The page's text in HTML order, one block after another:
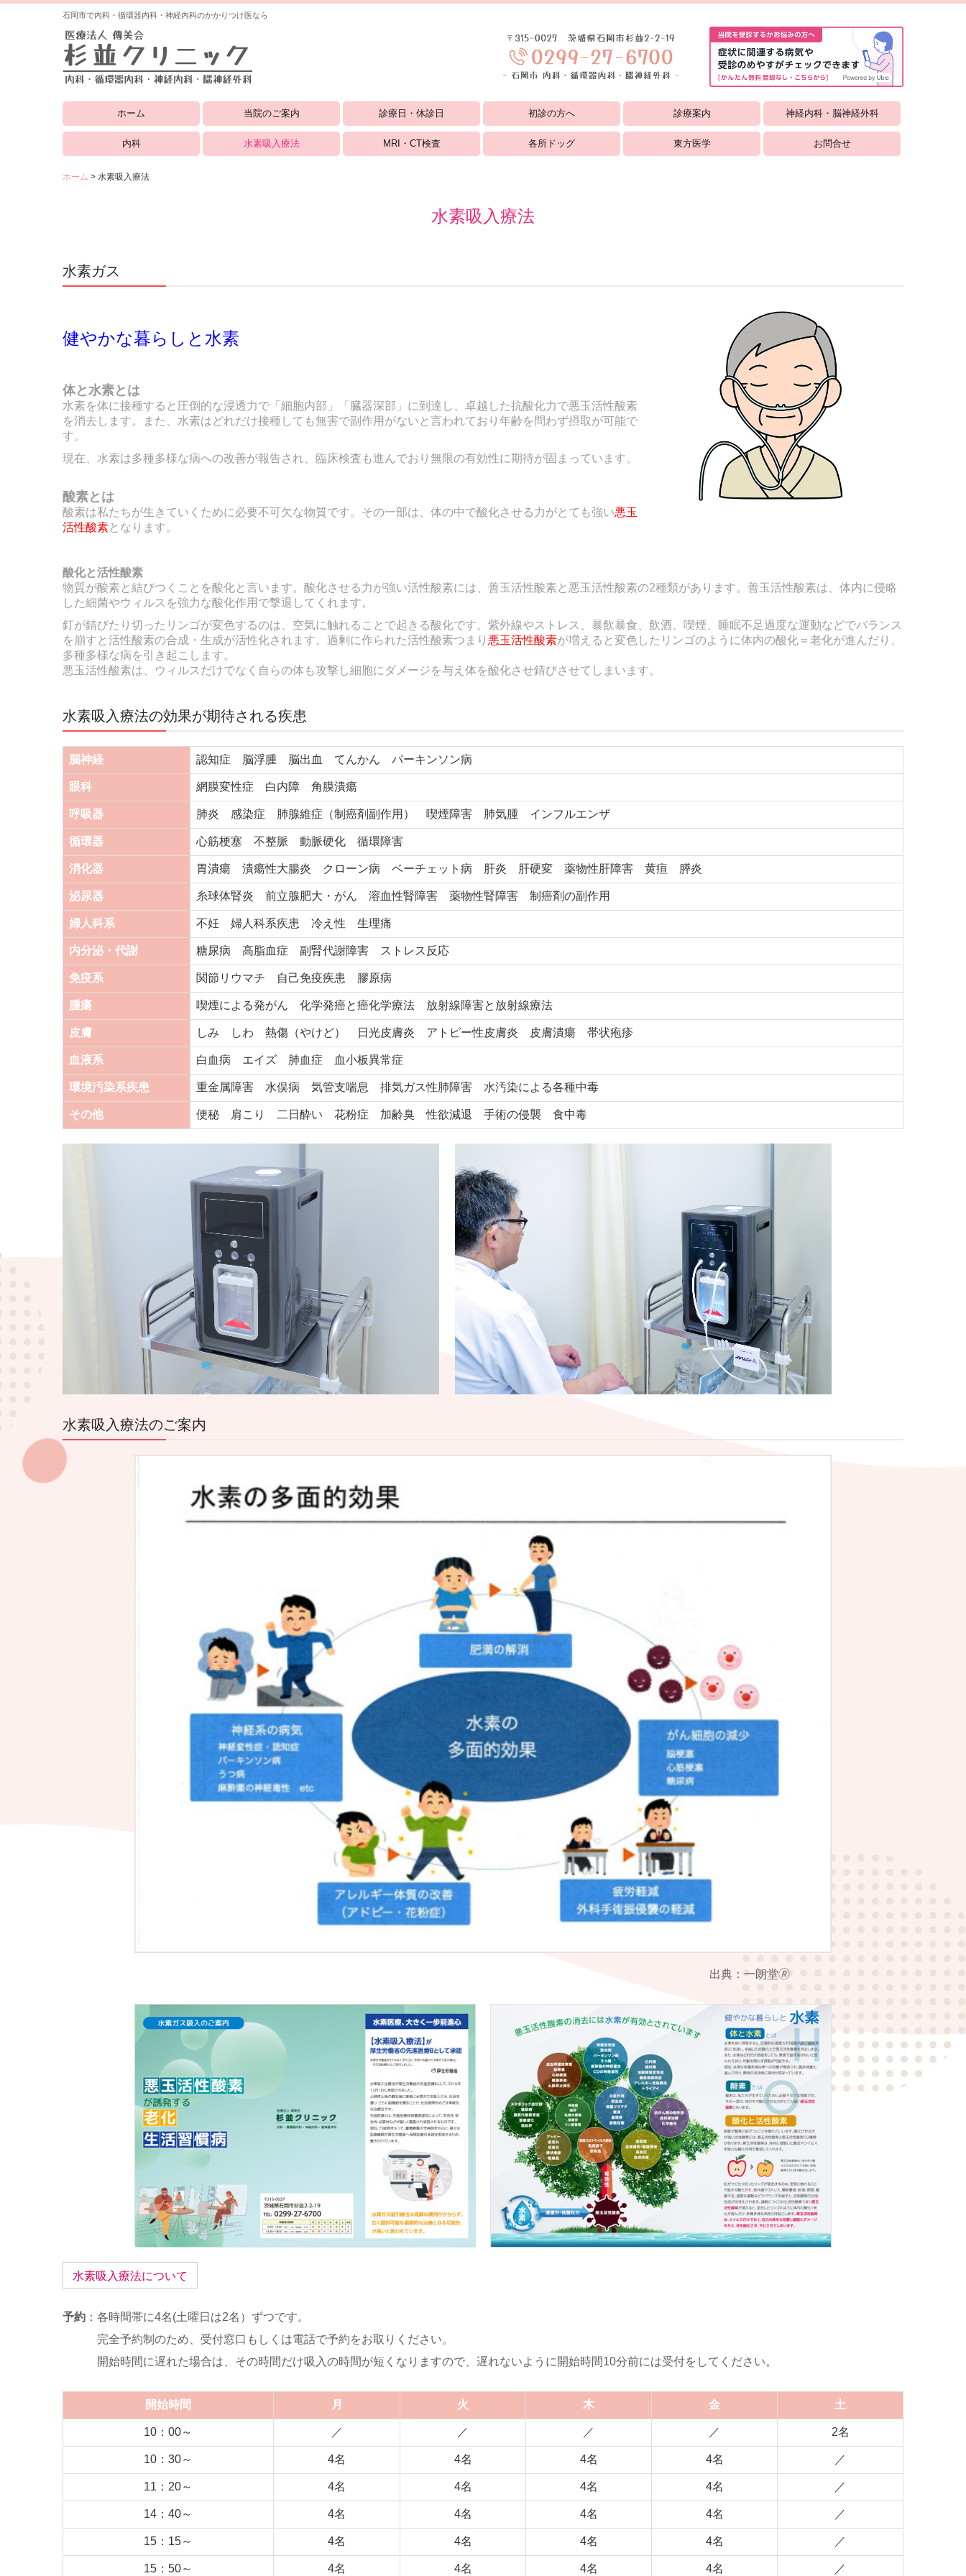
石岡市で内科・循環器内科・神経内科のかかりつけ医なら
ホーム 当院のご案内
医師のご紹介
交通案内
診療日・休診日 初診の方へ 診療案内 神経内科・脳神経外科
内科 水素吸入療法 MRI・CT検査 各所ドッグ 東方医学 お問合せ
ホーム 水素吸入療法
水素吸入療法
水素ガス
健やかな暮らしと水素
体と水素とは
水素を体に接種すると圧倒的な浸透力で「細胞内部」「臓器深部」に到達し、卓越した抗酸化力で悪玉活性酸素
を消去します。また、水素はどれだけ接種しても無害で副作用がないと 言われており年齢を問わず摂取が可能で
す。
現在、水素は多種多様な病への改善が報告され、臨床検査も進んでおり無限の有効性に期待が固まっています。
酸素とは
酸素は私たちが生きていくために必要不可欠な物質です。その一部は、体の中で酸化させる力がとても強い悪玉
活性酸素となります。
酸化と活性酸素
物質が酸素と結びつくことを酸化と言います。酸化させる力が強い活性酸素には、善玉活性酸素と悪玉活性酸素の2種類があります。善玉活性酸素は、体内に侵略
した細菌やウィルス を強力な酸化作用で撃退してくれます。
釘が錆びたり切ったリンゴが変色するのは、空気に触れることで起きる酸化です。紫外線やストレス、暴飲暴食、飲酒、喫煙、睡眠不足過度な運動などでバランス
を崩すと活性酸素の合成・生成が活性化されます。過剰に作られた活性酸素つまり 悪玉活性酸素が増えると変色したリンゴのように体内の酸化＝老化が進んだり、
多種多様な病を引き起こします。
悪玉活性酸素は、ウィルスだけでなく自らの体も攻撃し細胞にダメージを与え体を酸化させ錆びさせてしまいます。
水素吸入療法の効果が期待される疾患
脳神経 認知症 脳浮腫 脳出血 てんかん パーキンソン病
眼科 網膜変性症 白内障 角膜潰瘍
呼吸器 肺炎 感染症 肺腺維症（制癌剤副作用） 喫煙障害 肺気腫 インフルエンザ
循環器 心筋梗塞 不整脈 動脈硬化 循環障害
消化器 胃潰瘍 潰瘍性大腸炎 クローン病 ベーチェット病 肝炎 肝硬変 薬物性肝障害 黄疸 膵炎
泌尿器 糸球体腎炎 前立腺肥大・がん 溶血性腎障害 薬物性腎障害 制癌剤の副作用
婦人科系 不妊 婦人科系疾患 冷え性 生理痛
内分泌・代謝 糖尿病 高脂血症 副腎代謝障害 ストレス反応
免疫系 関節リウマチ 自己免疫疾患 膠原病
腫瘍 喫煙による発がん 化学発癌と癌化学療法 放射線障害と放射線療法
皮膚 しみ しわ 熱傷（やけど） 日光皮膚炎 アトピー性皮膚炎 皮膚潰瘍 帯状疱疹
血液系 白血病 エイズ 肺血症 血小板異常症
環境汚染系疾患 重金属障害 水俣病 気管支喘息 排気ガス性肺障害 水汚染による各種中毒
その他 便秘 肩こり 二日酔い 花粉症 加齢臭 性欲減退 手術の侵襲 食中毒
水素吸入療法のご案内
出典：一朗堂🄬
水素吸入療法について
予約 ：各時間帯に4名(土曜日は2名）ずつです。
完全予約制のため、受付窓口もしくは電話で予約をお取りください。
開始時間に遅れた場合は、その時間だけ吸入の時間が短くなりますので、遅れないように開始時間10分前には受付をしてください。
開始時間 月 火 木 金 土
10：00～ ／ ／ ／ ／ 2名
10：30～ 4名 4名 4名 4名 ／
11：20～ 4名 4名 4名 4名 ／
14：40～ 4名 4名 4名 4名 ／
15：15～ 4名 4名 4名 4名 ／
15：50～ 4名 4名 4名 4名 ／